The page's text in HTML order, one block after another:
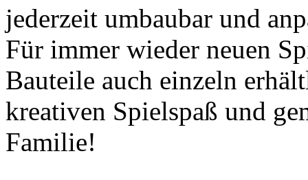
jederzeit umbaubar und
Für immer wieder neuen
Bauteile auch einzeln
kreativen Spielspaß und
Familie!